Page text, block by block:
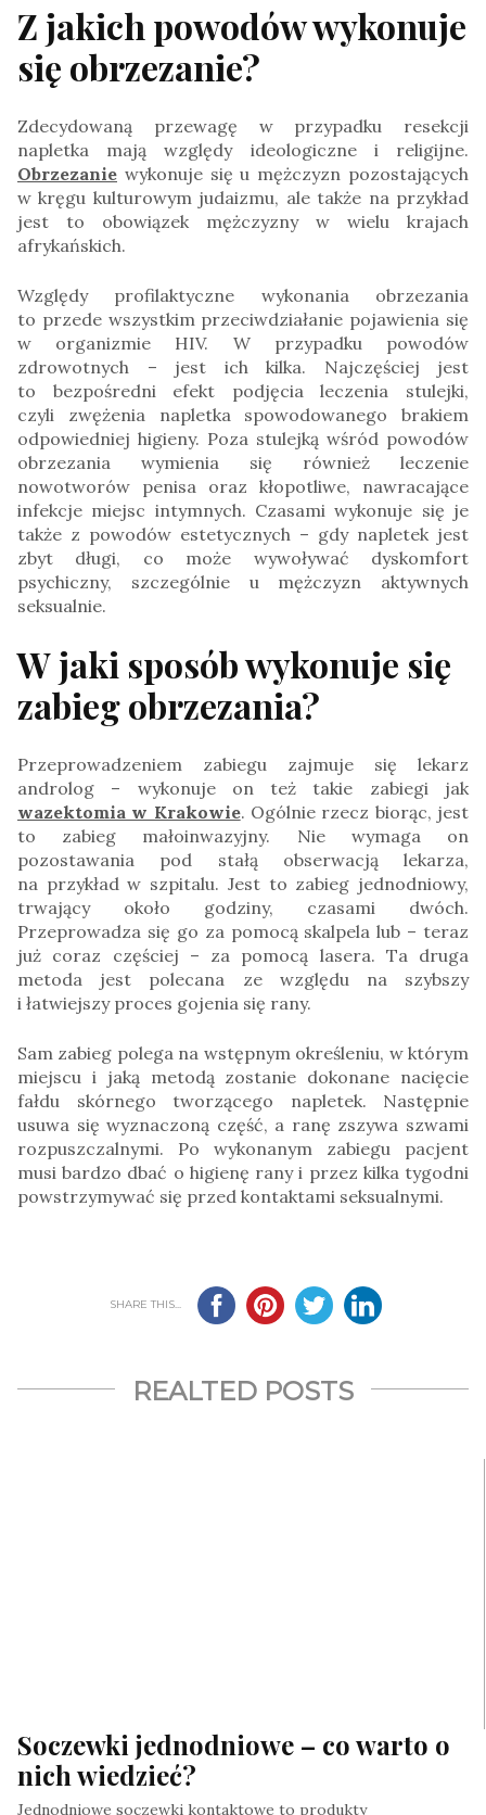
Z jakich powodów wykonuje
się obrzezanie?
Zdecydowaną przewagę w przypadku resekcji
napletka mają względy ideologiczne i religijne.
Obrzezanie wykonuje się u mężczyzn pozostających
w kręgu kulturowym judaizmu, ale także na przykład
jest to obowiązek mężczyzny w wielu krajach
afrykańskich.
Względy profilaktyczne wykonania obrzezania
to przede wszystkim przeciwdziałanie pojawienia się
w organizmie HIV. W przypadku powodów
zdrowotnych – jest ich kilka. Najczęściej jest
to bezpośredni efekt podjęcia leczenia stulejki,
czyli zwężenia napletka spowodowanego brakiem
odpowiedniej higieny. Poza stulejką wśród powodów
obrzezania wymienia się również leczenie
nowotworów penisa oraz kłopotliwe, nawracające
infekcje miejsc intymnych. Czasami wykonuje się je
także z powodów estetycznych – gdy napletek jest
zbyt długi, co może wywoływać dyskomfort
psychiczny, szczególnie u mężczyzn aktywnych
seksualnie.
W jaki sposób wykonuje się
zabieg obrzezania?
Przeprowadzeniem zabiegu zajmuje się lekarz
androlog – wykonuje on też takie zabiegi jak
wazektomia w Krakowie. Ogólnie rzecz biorąc, jest
to zabieg małoinwazyjny. Nie wymaga on
pozostawania pod stałą obserwacją lekarza,
na przykład w szpitalu. Jest to zabieg jednodniowy,
trwający około godziny, czasami dwóch.
Przeprowadza się go za pomocą skalpela lub – teraz
już coraz częściej – za pomocą lasera. Ta druga
metoda jest polecana ze względu na szybszy
i łatwiejszy proces gojenia się rany.
Sam zabieg polega na wstępnym określeniu, w którym
miejscu i jaką metodą zostanie dokonane nacięcie
fałdu skórnego tworzącego napletek. Następnie
usuwa się wyznaczoną część, a ranę zszywa szwami
rozpuszczalnymi. Po wykonanym zabiegu pacjent
musi bardzo dbać o higienę rany i przez kilka tygodni
powstrzymywać się przed kontaktami seksualnymi.
SHARE THIS...
REALTED POSTS
Soczewki jednodniowe – co warto o
nich wiedzieć?
Jednodniowe soczewki kontaktowe to produkty